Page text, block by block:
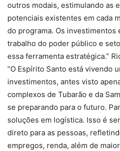
outros modais, estimulando as
potenciais existentes em cada
do programa. Os investimentos
trabalho do poder público e
essa ferramenta estratégica.”
“O Espírito Santo está vivendo
investimentos, antes visto
complexos de Tubarão e da
se preparando para o futuro.
soluções em logística. Isso é
direto para as pessoas,
empregos, renda, além de